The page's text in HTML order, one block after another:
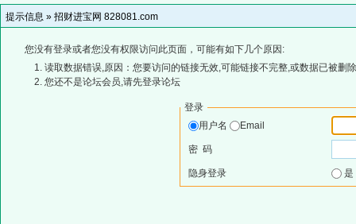
提示信息 » 招财进宝网 828081.com
您没有登录或者您没有权限访问此页面，可能有如下几个原因:
读取数据错误,原因：您要访问的链接无效,可能链接不完整,或数据已被删
您还不是论坛会员,请先登录论坛
登录
用户名
Email
密 码
隐身登录